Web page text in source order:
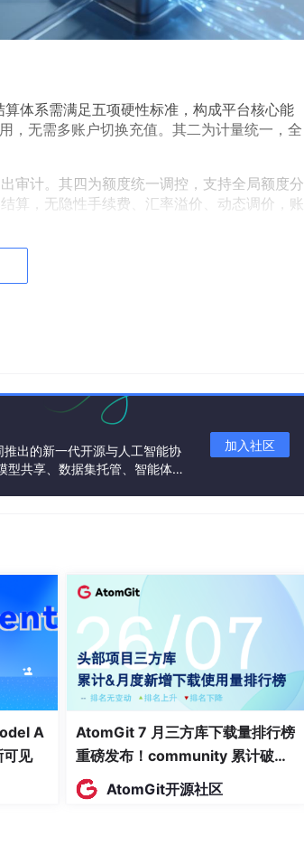
体系需满足五项硬性标准，构成平台核心能
，无需多账户切换充值。其二为计量统一，全
审计。其四为额度统一调控，支持全局额度分
算，无隐性手续费、汇率溢价、动态调价，账
超额预警、全量日志
支持基础额度查询，无
分配与风控预警
高阶模型结算割裂，
配个人测试场景
官方运维售后，风控与
功能缺失
配置成本高，稳定性
差，不适合规模化商
用
优势
一结算的企业级平台，彻底解决行业结算碎
出的新一代开源与人工智能协
型共享、数据集托管、智能体开
加入社区
A
见
AtomGit 7 月三方库下载量排行榜
重磅发布！community 累计破百
万断层领跑，Chromium 组件全
面霸榜
AtomGit开源社区